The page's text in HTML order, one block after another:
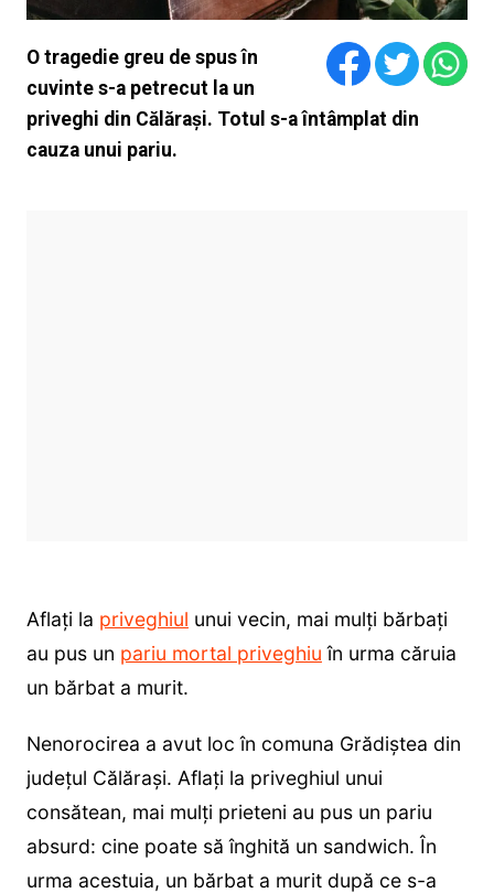
O tragedie greu de spus în
cuvinte s-a petrecut la un
priveghi din Călărași. Totul s-a întâmplat din
cauza unui pariu.
Aflați la priveghiul unui vecin, mai mulți bărbați
au pus un pariu mortal priveghiu în urma căruia
un bărbat a murit.
Nenorocirea a avut loc în comuna Grădiștea din
județul Călărași. Aflați la priveghiul unui
consătean, mai mulți prieteni au pus un pariu
absurd: cine poate să înghită un sandwich. În
urma acestuia, un bărbat a murit după ce s-a